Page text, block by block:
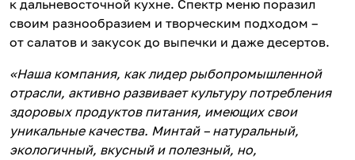
к дальневосточной кухне. Спектр меню поразил
своим разнообразием и творческим подходом –
от салатов и закусок до выпечки и даже десертов.
«Наша компания, как лидер рыбопромышленной
отрасли, активно развивает культуру потребления
здоровых продуктов питания, имеющих свои
уникальные качества. Минтай – натуральный,
экологичный, вкусный и полезный, но,